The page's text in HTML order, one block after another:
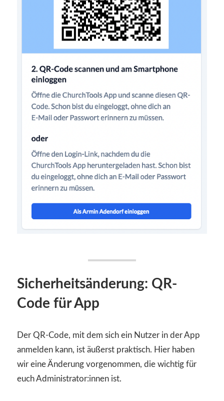
Sicherheitsänderung: QR-
Code für App
Der QR-Code, mit dem sich ein Nutzer in der App
anmelden kann, ist äußerst praktisch. Hier haben
wir eine Änderung vorgenommen, die wichtig für
euch Administrator:innen ist.